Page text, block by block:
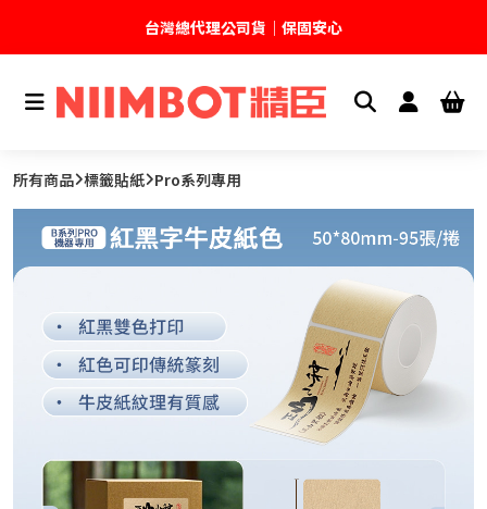
台灣總代理公司貨｜保固安心
🚚 全館現貨供應｜快速出貨不久等
台灣精臣科技有限公司｜原廠總代理｜售後完善
所有商品 標籤貼紙 Pro系列專用